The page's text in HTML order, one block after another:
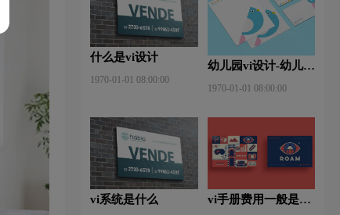
什么是vi设计
1970-01-01 08:00:00
幼儿园vi设计-幼儿园
些？有什么作用？
1970-01-01 08:00:00
vi系统是什么
vi手册费用一般是多